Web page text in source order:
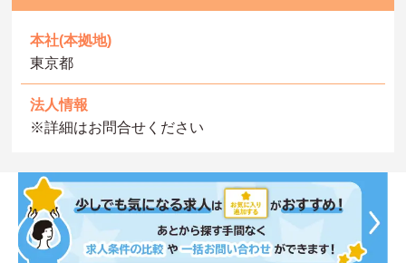
本社(本拠地)
東京都
法人情報
※詳細はお問合せください